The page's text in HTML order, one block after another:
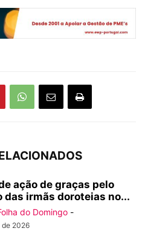
ação de graças pelo
das irmãs doroteias no...
do Domingo -
de 2026